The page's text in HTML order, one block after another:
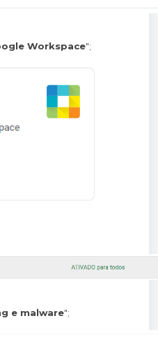
Workspace";
e malware";